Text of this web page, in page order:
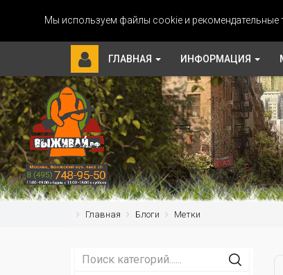
Мы используем файлы cookie и рекомендательные
ГЛАВНАЯ ИНФОРМАЦИЯ
Главная Блоги Метки